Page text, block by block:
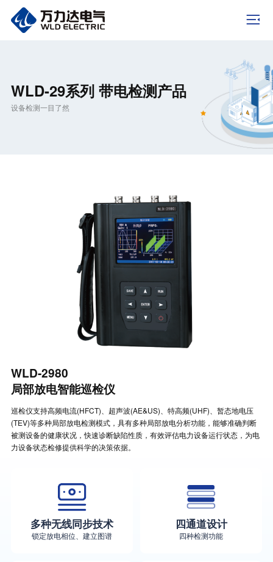
WLD-29系列 带电检测产品
设备检测一目了然
WLD-2980
局部放电智能巡检仪
巡检仪支持高频电流(HFCT)、超声波(AE&US)、特高频(UHF)、暂态地电压
(TEV)等多种局部放电检测模式，具有多种局部放电分析功能，能够准确判断
被测设备的健康状况，快速诊断缺陷性质，有效评估电力设备运行状态，为电
力设备状态检修提供科学的决策依据。
多种无线同步技术
锁定放电相位、建立图谱
四通道设计
四种检测功能